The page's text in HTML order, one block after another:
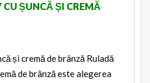
ȘUNCĂ ȘI CREMĂ
și cremă de brânză Ruladă
de brânză este alegerea